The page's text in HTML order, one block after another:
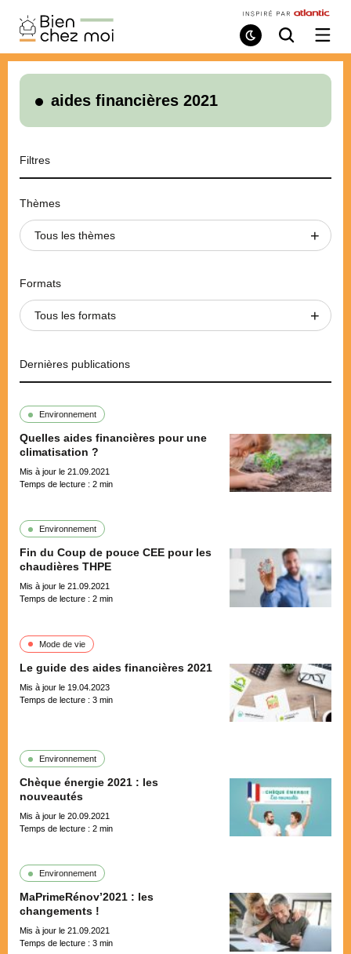
Bien
Chez
Moi
Mode
de
Recherche
/
le
aides financières 2021
Filtres
Thèmes
Tous les thèmes
Formats
Tous les formats
Dernières publications
Environnement
Quelles aides financières pour une
climatisation ?
Mis à jour le 21.09.2021
Temps de lecture : 2 min
Environnement
Fin du Coup de pouce CEE pour les
chaudières THPE
Mis à jour le 21.09.2021
Temps de lecture : 2 min
Mode de vie
Le guide des aides financières 2021
Mis à jour le 19.04.2023
Temps de lecture : 3 min
Environnement
Chèque énergie 2021 : les
nouveautés
Mis à jour le 20.09.2021
Temps de lecture : 2 min
Environnement
MaPrimeRénov’2021 : les
changements !
Mis à jour le 21.09.2021
Temps de lecture : 3 min